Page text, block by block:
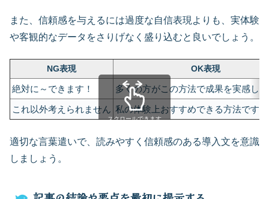
また、信頼感を与えるには過度な自信表現よりも、実体験
や客観的なデータをさりげなく盛り込むと良いでしょう。
NG表現 OK表現
絶対に～できます！
多くの方がこの方法で成果を実感し
これ以外考えられません 私の体験上おすすめできる方法です
スクロールできます
適切な言葉遣いで、読みやすく信頼感のある導入文を意識
しましょう。